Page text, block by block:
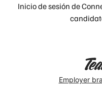
Inicio de sesión de
Employer